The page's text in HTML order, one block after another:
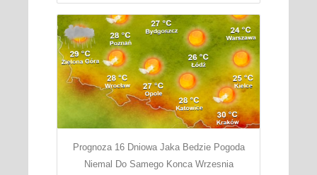
Prognoza 16 Dniowa Jaka Bedzie Pogoda
Niemal Do Samego Konca Wrzesnia